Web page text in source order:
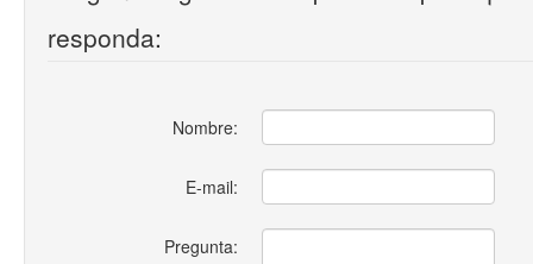
responda:
Nombre:
E-mail:
Pregunta: